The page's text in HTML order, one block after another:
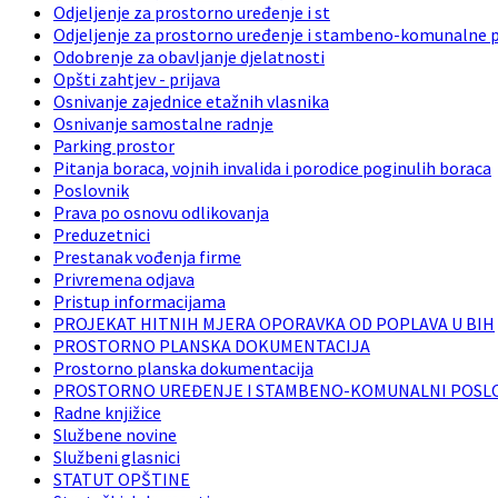
Odjeljenje za prostorno uređenje i st
Odjeljenje za prostorno uređenje i stambeno-komunalne
Odobrenje za obavljanje djelatnosti
Opšti zahtjev - prijava
Osnivanje zajednice etažnih vlasnika
Osnivanje samostalne radnje
Parking prostor
Pitanja boraca, vojnih invalida i porodice poginulih boraca
Poslovnik
Prava po osnovu odlikovanja
Preduzetnici
Prestanak vođenja firme
Privremena odjava
Pristup informacijama
PROJEKAT HITNIH MJERA OPORAVKA OD POPLAVA U BIH
PROSTORNO PLANSKA DOKUMENTACIJA
Prostorno planska dokumentacija
PROSTORNO UREĐENJE I STAMBENO-KOMUNALNI
Radne knjižice
Službene novine
Službeni glasnici
STATUT OPŠTINE